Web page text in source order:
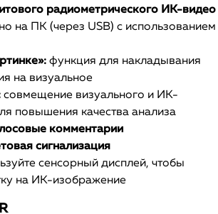
радиометрического ИК-видео
на ПК (через USB) с использованием
функция для накладывания
на визуальное
совмещение визуального и ИК-
повышения качества анализа
комментарии
сигнализация
сенсорный дисплей, чтобы
на ИК-изображение